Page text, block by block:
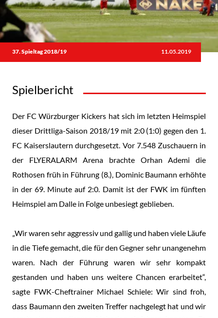
37. Spieltag 2018/19 11.05.2019
Spielbericht
Der FC Würzburger Kickers hat sich im letzten Heimspiel
dieser Drittliga-Saison 2018/19 mit 2:0 (1:0) gegen den 1.
FC Kaiserslautern durchgesetzt. Vor 7.548 Zuschauern in
der FLYERALARM Arena brachte Orhan Ademi die
Rothosen früh in Führung (8.), Dominic Baumann erhöhte
in der 69. Minute auf 2:0. Damit ist der FWK im fünften
Heimspiel am Dalle in Folge unbesiegt geblieben.
„Wir waren sehr aggressiv und gallig und haben viele Läufe
in die Tiefe gemacht, die für den Gegner sehr unangenehm
waren. Nach der Führung waren wir sehr kompakt
gestanden und haben uns weitere Chancen erarbeitet“,
sagte FWK-Cheftrainer Michael Schiele: Wir sind froh,
dass Baumann den zweiten Treffer nachgelegt hat und wir